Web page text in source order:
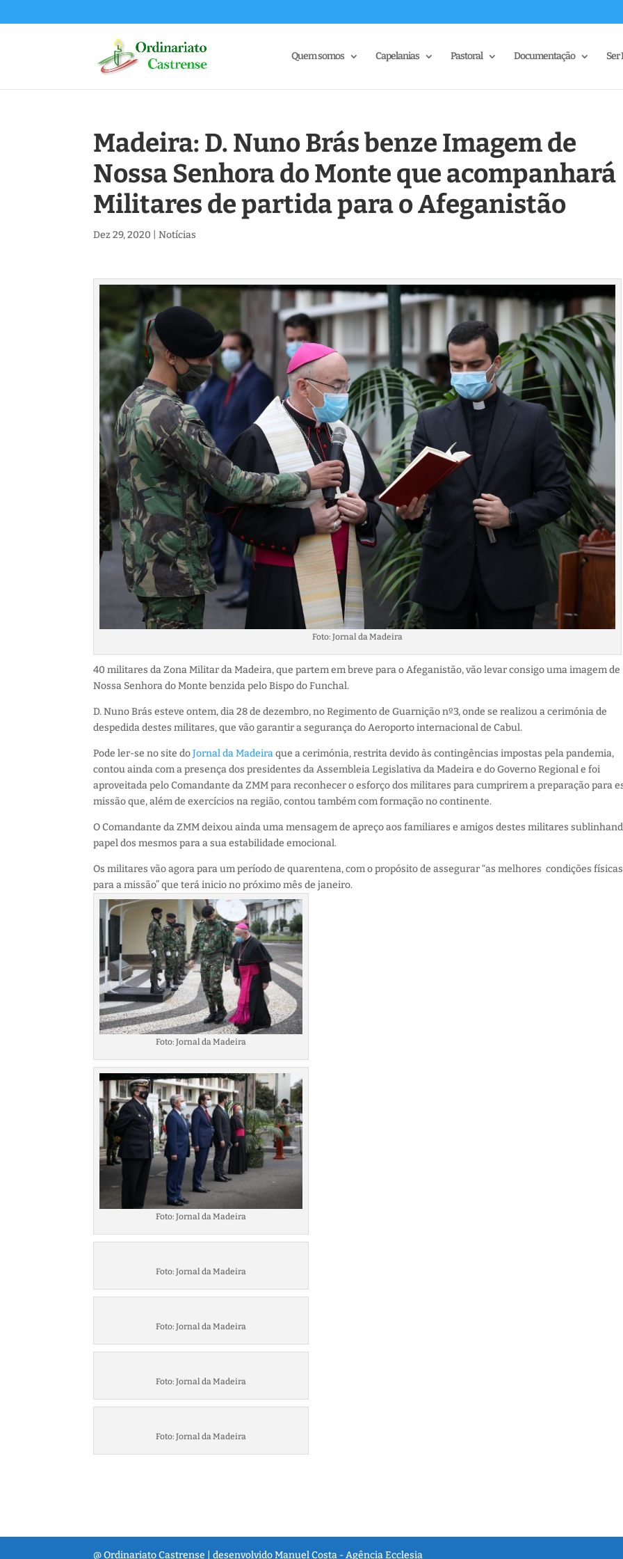
Quem somos Capelanias Pastoral Documentação Ser
Madeira: D. Nuno Brás benze Imagem de
Nossa Senhora do Monte que acompanhará
Militares de partida para o Afeganistão
Dez 29, 2020 |Notícias
Foto: Jornal da Madeira
40 militares da Zona Militar da Madeira, que partem em breve para o Afeganistão, vão levar consigo uma imagem de
Nossa Senhora do Monte benzida pelo Bispo do Funchal.
D. Nuno Brás esteve ontem, dia 28 de dezembro, no Regimento de Guarnição nº3, onde se realizou a cerimónia de
despedida destes militares, que vão garantir a segurança do Aeroporto internacional de Cabul.
Pode ler-se no site doJornal da Madeiraque a cerimónia, restrita devido às contingências impostas pela pandemia,
contou ainda com a presença dos presidentes da Assembleia Legislativa da Madeira e do Governo Regional e foi
aproveitada pelo Comandante da ZMM para reconhecer o esforço dos militares para cumprirem a preparação para
missão que, além de exercícios na região, contou também com formação no continente.
O Comandante da ZMM deixou ainda uma mensagem de apreço aos familiares e amigos destes militares
papel dos mesmos para a sua estabilidade emocional.
Os militares vão agora para um período de quarentena, com o propósito de assegurar “as melhores condições físicas
para a missão” que terá inicio no próximo mês de janeiro.
Foto: Jornal da Madeira
Foto: Jornal da Madeira
Foto: Jornal da Madeira
Foto: Jornal da Madeira
Foto: Jornal da Madeira
Foto: Jornal da Madeira
@ Ordinariato Castrense | desenvolvido Manuel Costa - Agência Ecclesia